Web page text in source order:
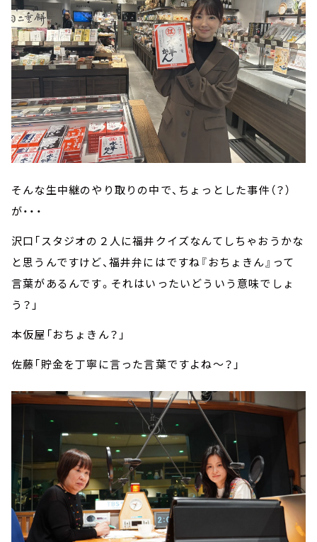
そんな生中継のやり取りの中で、ちょっとした事件（？）
が・・・
沢口「スタジオの２人に福井クイズなんてしちゃおうかな
と思うんですけど、福井弁にはですね『おちょきん』って
言葉があるんです。それはいったいどういう意味でしょ
う？」
本仮屋「おちょきん？」
佐藤「貯金を丁寧に言った言葉ですよね～？」